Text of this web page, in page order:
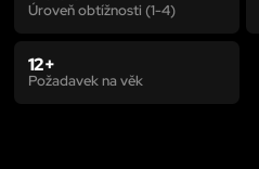
Úroveň obtížnosti (1-4)
12+
Požadavek na věk